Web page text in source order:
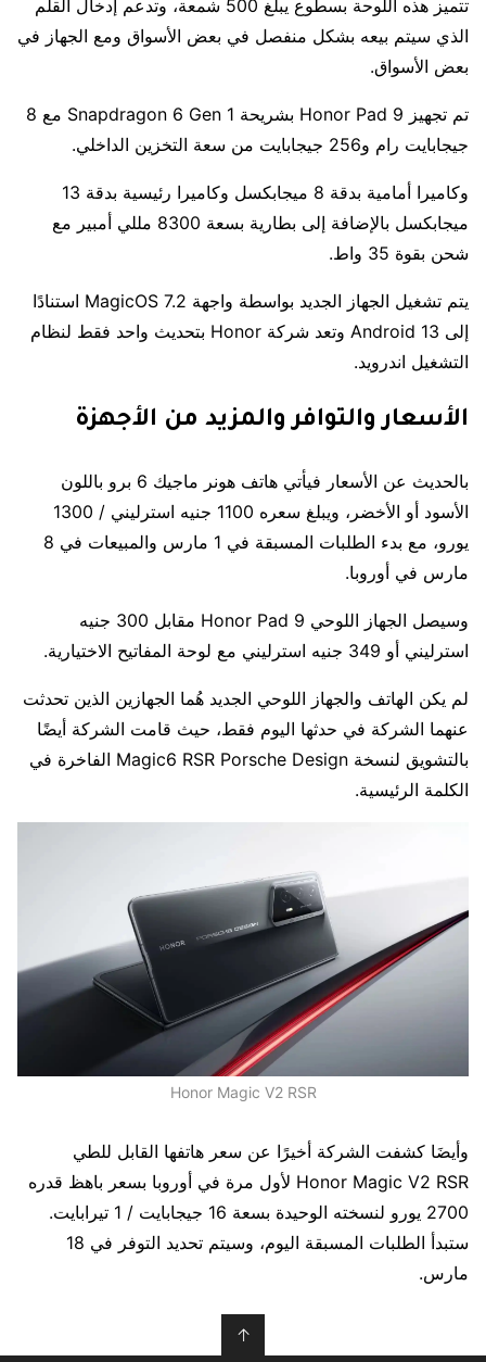
تتميز هذه اللوحة بسطوع يبلغ 500 شمعة، وتدعم إدخال القلم
الذي سيتم بيعه بشكل منفصل في بعض الأسواق ومع الجهاز في
بعض الأسواق.
تم تجهيز Honor Pad 9 بشريحة Snapdragon 6 Gen 1 مع 8
جيجابايت رام و256 جيجابايت من سعة التخزين الداخلي.
وكاميرا أمامية بدقة 8 ميجابكسل وكاميرا رئيسية بدقة 13
ميجابكسل بالإضافة إلى بطارية بسعة 8300 مللي أمبير مع
شحن بقوة 35 واط.
يتم تشغيل الجهاز الجديد بواسطة واجهة MagicOS 7.2 استنادًا
إلى Android 13 وتعد شركة Honor بتحديث واحد فقط لنظام
التشغيل اندرويد.
الأسعار والتوافر والمزيد من الأجهزة
بالحديث عن الأسعار فيأتي هاتف هونر ماجيك 6 برو باللون
الأسود أو الأخضر، ويبلغ سعره 1100 جنيه استرليني / 1300
يورو، مع بدء الطلبات المسبقة في 1 مارس والمبيعات في 8
مارس في أوروبا.
وسيصل الجهاز اللوحي Honor Pad 9 مقابل 300 جنيه
استرليني أو 349 جنيه استرليني مع لوحة المفاتيح الاختيارية.
لم يكن الهاتف والجهاز اللوحي الجديد هُما الجهازين الذين تحدثت
عنهما الشركة في حدثها اليوم فقط، حيث قامت الشركة أيضًا
بالتشويق لنسخة Magic6 RSR Porsche Design الفاخرة في
الكلمة الرئيسية.
Honor Magic V2 RSR
وأيضَا كشفت الشركة أخيرًا عن سعر هاتفها القابل للطي
Honor Magic V2 RSR لأول مرة في أوروبا بسعر باهظ قدره
2700 يورو لنسخته الوحيدة بسعة 16 جيجابايت / 1 تيرابايت.
ستبدأ الطلبات المسبقة اليوم، وسيتم تحديد التوفر في 18
مارس.
↑